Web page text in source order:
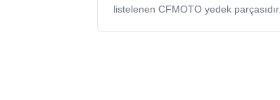
listelenen CFMOTO yedek parçasıdır.